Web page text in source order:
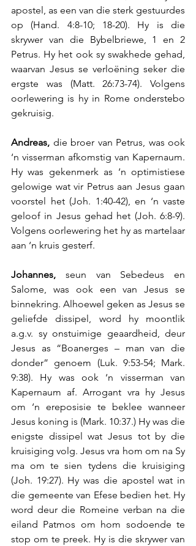
apostel, as een van die sterk gestuurdes
op (Hand. 4:8-10; 18-20). Hy is die
skrywer van die Bybelbriewe, 1 en 2
Petrus. Hy het ook sy swakhede gehad,
waarvan Jesus se verloëning seker die
ergste was (Matt. 26:73-74). Volgens
oorlewering is hy in Rome onderstebo
gekruisig.
Andreas, die broer van Petrus, was ook
‘n visserman afkomstig van Kapernaum.
Hy was gekenmerk as ‘n optimistiese
gelowige wat vir Petrus aan Jesus gaan
voorstel het (Joh. 1:40-42), en ‘n vaste
geloof in Jesus gehad het (Joh. 6:8-9).
Volgens oorlewering het hy as martelaar
aan ‘n kruis gesterf.
Johannes, seun van Sebedeus en
Salome, was ook een van Jesus se
binnekring. Alhoewel geken as Jesus se
geliefde dissipel, word hy moontlik
a.g.v. sy onstuimige geaardheid, deur
Jesus as “Boanerges – man van die
donder” genoem (Luk. 9:53-54; Mark.
9:38). Hy was ook ‘n visserman van
Kapernaum af. Arrogant vra hy Jesus
om ‘n ereposisie te beklee wanneer
Jesus koning is (Mark. 10:37.) Hy was die
enigste dissipel wat Jesus tot by die
kruisiging volg. Jesus vra hom om na Sy
ma om te sien tydens die kruisiging
(Joh. 19:27). Hy was die apostel wat in
die gemeente van Efese bedien het. Hy
word deur die Romeine verban na die
eiland Patmos om hom sodoende te
stop om te preek. Hy is die skrywer van